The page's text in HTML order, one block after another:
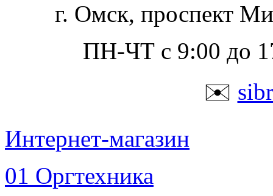
г. Омск, проспект
ПН-ЧТ с 9:00 до
✉️
Интернет-магазин
01 Оргтехника